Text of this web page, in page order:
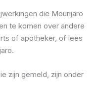
die Mounjaro
te komen over andere
of apotheker, of lees
zijn gemeld, zijn onder